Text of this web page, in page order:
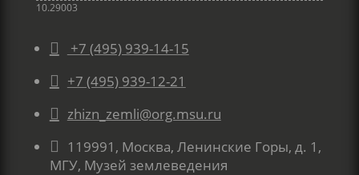
10.29003
 +7 (495) 939-14-15
 +7 (495) 939-12-21
 zhizn_zemli@org.msu.ru

119991, Москва, Ленинские Горы, д. 1,
МГУ, Музей землеведения